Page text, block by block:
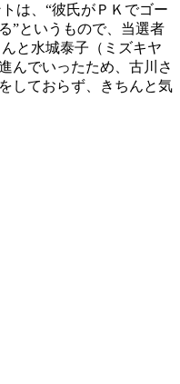
は、“彼氏がＰＫでゴー
”というもので、当選者
と水城泰子（ミズキヤ
んでいったため、古川さ
しておらず、きちんと気